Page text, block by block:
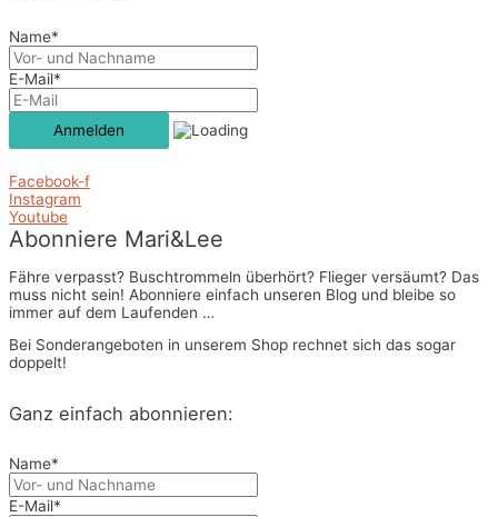
Name*
E-Mail*
Facebook-f
Instagram
Youtube
Abonniere Mari&Lee
Fähre verpasst? Buschtrommeln überhört? Flieger versäumt? Das
muss nicht sein! Abonniere einfach unseren Blog und bleibe so
immer auf dem Laufenden …
Bei Sonderangeboten in unserem Shop rechnet sich das sogar
doppelt!
Ganz einfach abonnieren:
Name*
E-Mail*